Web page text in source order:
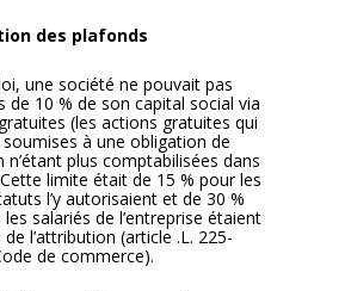
des plafonds
une société ne pouvait pas
de 10 % de son capital social via
(les actions gratuites qui
à une obligation de
n’étant plus comptabilisées dans
limite était de 15 % pour les
l’y autorisaient et de 30 %
salariés de l’entreprise étaient
l’attribution (article .L. 225-
de commerce).